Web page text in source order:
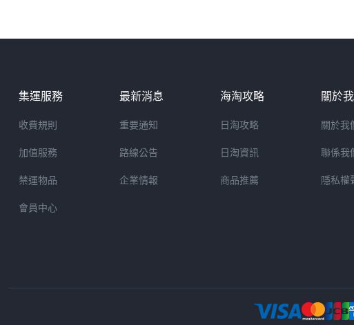
集運服務
收費規則
加值服務
禁運物品
會員中心
最新消息
重要通知
路線公告
企業情報
海淘攻略
日淘攻略
日淘資訊
商品推薦
關於
關於我
聯係我
隱私權